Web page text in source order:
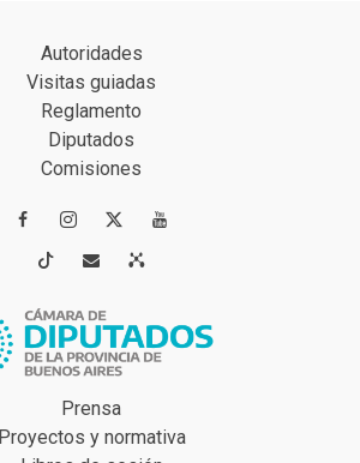
Autoridades
Visitas guiadas
Reglamento
Diputados
Comisiones
 
 
Prensa
Proyectos y normativa